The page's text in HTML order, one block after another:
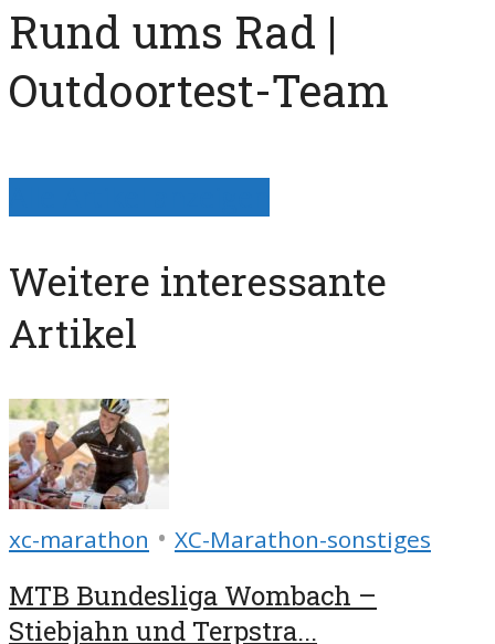
Rund ums Rad |
Outdoortest-Team
Weitere interessante
Artikel
xc-marathon • XC-Marathon-sonstiges
MTB Bundesliga Wombach –
Stiebjahn und Terpstra...